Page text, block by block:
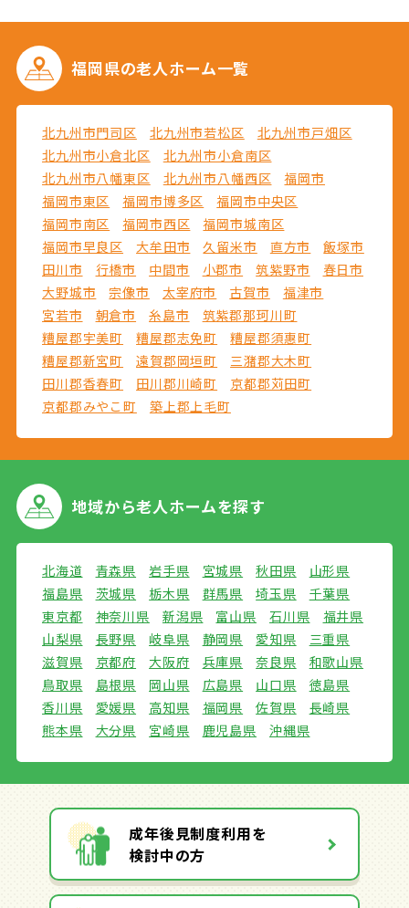
福岡県の老人ホーム一覧
北九州市門司区 北九州市若松区
北九州市戸畑区
北九州市小倉北区
北九州市小倉南区
北九州市八幡東区
北九州市八幡西区
福岡市
福岡市東区
福岡市博多区
福岡市中央区
福岡市南区
福岡市西区
福岡市城南区
福岡市早良区
大牟田市 久留米市 直方市
飯塚市
田川市
行橋市 中間市 小郡市 筑紫野市
春日市
大野城市
宗像市 太宰府市 古賀市
福津市
宮若市
朝倉市 糸島市
筑紫郡那珂川町
糟屋郡宇美町
糟屋郡志免町
糟屋郡須惠町
糟屋郡新宮町
遠賀郡岡垣町
三潴郡大木町
田川郡香春町
田川郡川崎町
京都郡苅田町
京都郡みやこ町
築上郡上毛町
地域から老人ホームを探す
北海道 青森県 岩手県 宮城県 秋田県
山形県
福島県
茨城県 栃木県 群馬県 埼玉県
千葉県
東京都
神奈川県 新潟県 富山県 石川県
福井県
山梨県
長野県 岐阜県 静岡県 愛知県
三重県
滋賀県
京都府 大阪府 兵庫県 奈良県
和歌山県
鳥取県
島根県 岡山県 広島県 山口県
徳島県
香川県
愛媛県 高知県 福岡県 佐賀県
長崎県
熊本県
大分県 宮崎県 鹿児島県 沖縄県
成年後見制度利用を
検討中の方